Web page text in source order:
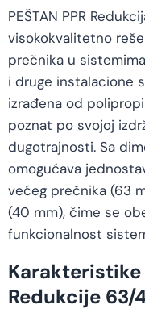
PEŠTAN PPR
visokokvalitetno
prečnika u
i druge instalacione
izrađena od
poznat po svojoj
dugotrajnosti. Sa
omogućava
većeg prečnika (63
(40 mm), čime se
funkcionalnost
Karakteristike
Redukcije 63/